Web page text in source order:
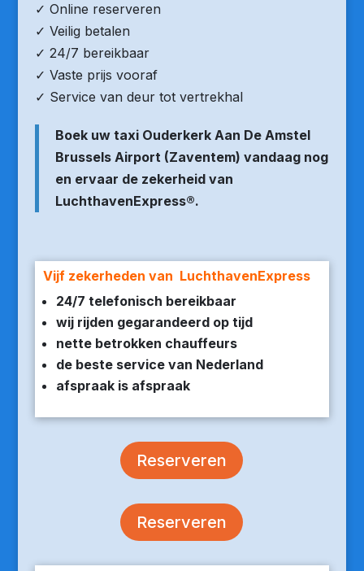
✓ Online reserveren
✓ Veilig betalen
✓ 24/7 bereikbaar
✓ Vaste prijs vooraf
✓ Service van deur tot vertrekhal
Boek uw taxi Ouderkerk Aan De Amstel
Brussels Airport (Zaventem) vandaag nog
en ervaar de zekerheid van
LuchthavenExpress®.
Vijf zekerheden van LuchthavenExpress
24/7 telefonisch bereikbaar
wij rijden gegarandeerd op tijd
nette betrokken chauffeurs
de beste service van Nederland
afspraak is afspraak
Reserveren
Reserveren